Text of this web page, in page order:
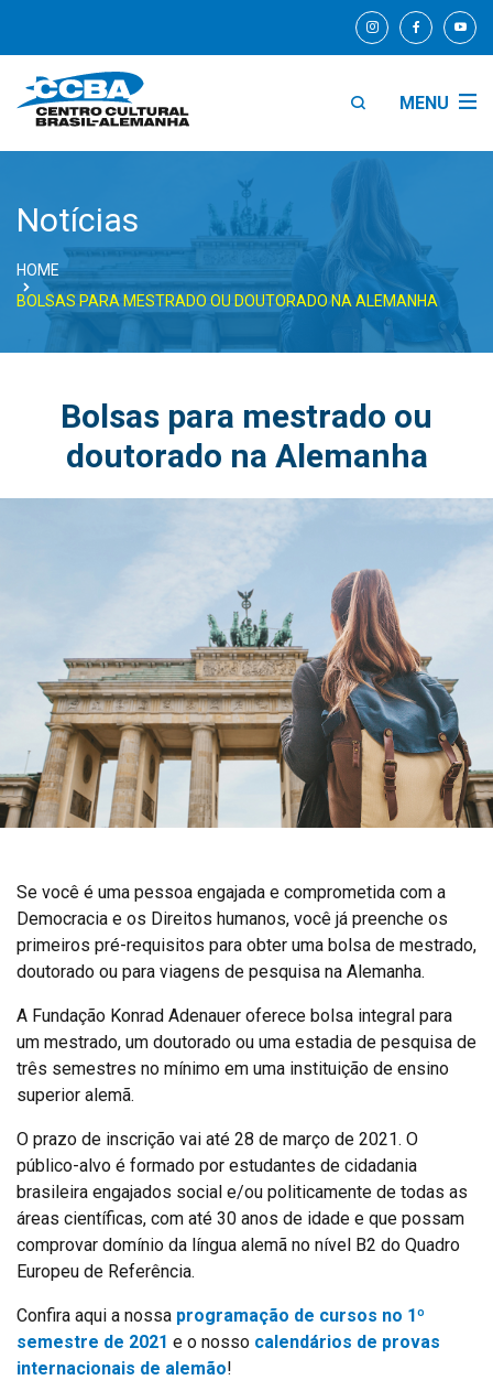
MENU
Notícias
HOME
BOLSAS PARA MESTRADO OU DOUTORADO NA ALEMANHA
Bolsas para mestrado ou
doutorado na Alemanha
Se você é uma pessoa engajada e comprometida com a
Democracia e os Direitos humanos, você já preenche os
primeiros pré-requisitos para obter uma bolsa de mestrado,
doutorado ou para viagens de pesquisa na Alemanha.
A Fundação Konrad Adenauer oferece bolsa integral para
um mestrado, um doutorado ou uma estadia de pesquisa de
três semestres no mínimo em uma instituição de ensino
superior alemã.
O prazo de inscrição vai até 28 de março de 2021. O
público-alvo é formado por estudantes de cidadania
brasileira engajados social e/ou politicamente de todas as
áreas científicas, com até 30 anos de idade e que possam
comprovar domínio da língua alemã no nível B2 do Quadro
Europeu de Referência.
Confira aqui a nossa programação de cursos no 1º
semestre de 2021 e o nosso calendários de provas
internacionais de alemão!